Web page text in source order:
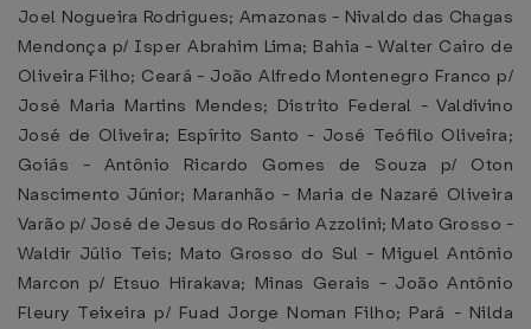
Joel Nogueira Rodrigues; Amazonas - Nivaldo das Chagas
Mendonça p/ Isper Abrahim Lima; Bahia - Walter Cairo de
Oliveira Filho; Ceará - João Alfredo Montenegro Franco p/
José Maria Martins Mendes; Distrito Federal - Valdivino
José de Oliveira; Espírito Santo - José Teófilo Oliveira;
Goiás - Antônio Ricardo Gomes de Souza p/ Oton
Nascimento Júnior; Maranhão - Maria de Nazaré Oliveira
Varão p/ José de Jesus do Rosário Azzolini; Mato Grosso -
Waldir Júlio Teis; Mato Grosso do Sul - Miguel Antônio
Marcon p/ Etsuo Hirakava; Minas Gerais - João Antônio
Fleury Teixeira p/ Fuad Jorge Noman Filho; Pará - Nilda